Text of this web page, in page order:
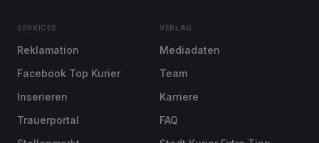
SERVICES
Reklamation
Facebook Top Kurier
Inserieren
Trauerportal
VERLAG
Mediadaten
Team
Karriere
FAQ